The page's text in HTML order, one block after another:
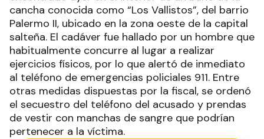
cancha conocida como “Los Vallistos”, del barrio
Palermo II, ubicado en la zona oeste de la capital
salteña. El cadáver fue hallado por un hombre que
habitualmente concurre al lugar a realizar
ejercicios físicos, por lo que alertó de inmediato
al teléfono de emergencias policiales 911. Entre
otras medidas dispuestas por la fiscal, se ordenó
el secuestro del teléfono del acusado y prendas
de vestir con manchas de sangre que podrían
pertenecer a la víctima.